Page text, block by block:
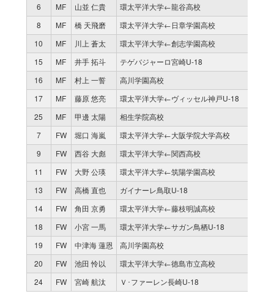
6 MF 山並 仁貴 環太平洋大学←龍谷高校
8
MF 橋 天飛磨 環太平洋大学←日章学園高校
10
MF 川上 蒼太 環太平洋大学←創志学園高校
15
MF 井手 拓斗 テゲバジャーロ宮崎U-18
16
MF 村上 一誓 高川学園高校
17
MF 藤原 悠亮 環太平洋大学←ヴィッセル神戸U-18
25
MF 甲邊 太陽 相生学院高校
7
FW 堀口 海嵐 環太平洋大学←大阪学院大学高校
9
FW 西谷 大彪 環太平洋大学←関西高校
11
FW 大野 公瑛 環太平洋大学←筑陽学園高校
13
FW 高橋 直也 ガイナーレ鳥取U-18
14
FW 角田 京勇 環太平洋大学←藤枝明誠高校
18
FW 小宮 一馬 環太平洋大学←サガン鳥栖U-18
19
FW 中津海 蓮恩 高川学園高校
20
FW 池田 怜以 環太平洋大学←徳島市立高校
24
FW 宮崎 航汰 Ｖ･ファーレン長崎U-18